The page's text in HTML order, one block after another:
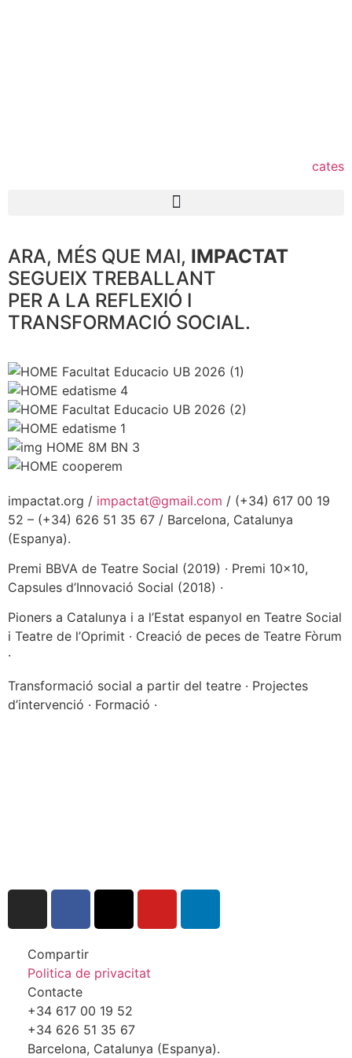
cates
ARA, MÉS QUE MAI, IMPACTAT
SEGUEIX TREBALLANT
PER A LA REFLEXIÓ I
TRANSFORMACIÓ SOCIAL.
impactat.org / impactat@gmail.com / (+34) 617 00 19
52 – (+34) 626 51 35 67 / Barcelona, Catalunya
(Espanya).
Premi BBVA de Teatre Social (2019) · Premi 10×10,
Capsules d’Innovació Social (2018) ·
Pioners a Catalunya i a l’Estat espanyol en Teatre Social
i Teatre de l’Oprimit · Creació de peces de Teatre Fòrum
·
Transformació social a partir del teatre · Projectes
d’intervenció · Formació ·
Compartir
Politica de privacitat
Contacte
+34 617 00 19 52
+34 626 51 35 67
Barcelona, Catalunya (Espanya).